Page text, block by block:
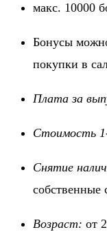
макс. 10000
Бонусы
покупки в
Плата за
Стоимость
Снятие
собственные
Возраст: от